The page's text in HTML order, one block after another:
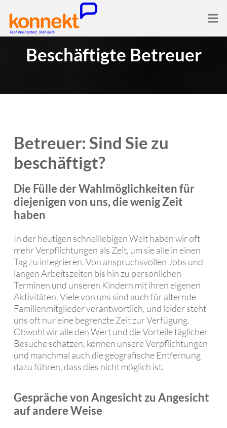
Beschäftigte Betreuer
Betreuer: Sind Sie zu
beschäftigt?
Die Fülle der Wahlmöglichkeiten für
diejenigen von uns, die wenig Zeit
haben
In der heutigen schnelllebigen Welt haben wir oft
mehr Verpflichtungen als Zeit, um sie alle in einen
Tag zu integrieren. Von anspruchsvollen Jobs und
langen Arbeitszeiten bis hin zu persönlichen
Terminen und unseren Kindern mit ihren eigenen
Aktivitäten. Viele von uns sind auch für alternde
Familienmitglieder verantwortlich, und leider steht
uns oft nur eine begrenzte Zeit zur Verfügung.
Obwohl wir alle den Wert und die Vorteile täglicher
Besuche schätzen, können unsere Verpflichtungen
und manchmal auch die geografische Entfernung
dazu führen, dass dies nicht möglich ist.
Gespräche von Angesicht zu Angesicht
auf andere Weise